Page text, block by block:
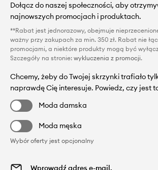
Dołącz do naszej społeczności, aby
najnowszych promocjach i produktach.
**Rabat jest jednorazowy, obejmuje
ważny przy zakupach za min. 350 zł. Rabat nie
promocjami, a niektóre produkty mogą być
Szczegóły na stronie: wykluczenia z promocji.
Chcemy, żeby do Twojej skrzynki trafiało
naprawdę Cię interesuje. Powiedz, czy jest
Moda damska
Moda męska
Wybór oferty jest opcjonalny